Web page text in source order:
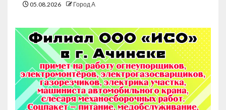
05.08.2026 Город А